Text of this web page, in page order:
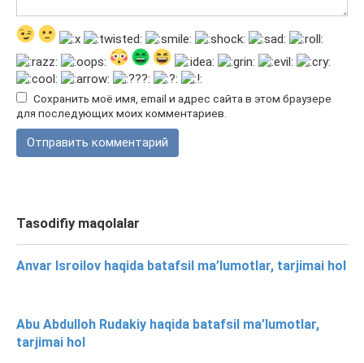
Сохранить моё имя, email и адрес сайта в этом браузере
для последующих моих комментариев.
Tasodifiy maqolalar
Anvar Isroilov haqida batafsil ma’lumotlar, tarjimai hol
Abu Abdulloh Rudakiy haqida batafsil ma’lumotlar,
tarjimai hol